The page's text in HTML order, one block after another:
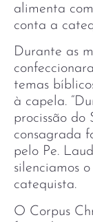
alimenta
conta a
Durante as
temas
à capela.
procissão do
consagrada
pelo Pe.
silenciamos
catequista.
O Corpus